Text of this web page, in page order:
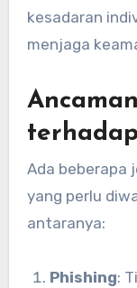
kesadaran
menjaga
Ada beberapa
yang perlu
antaranya:
Phishing: